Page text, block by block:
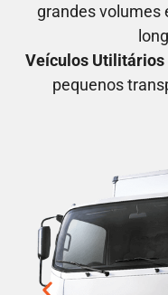
grandes volumes
Veículos Utilitários
pequenos